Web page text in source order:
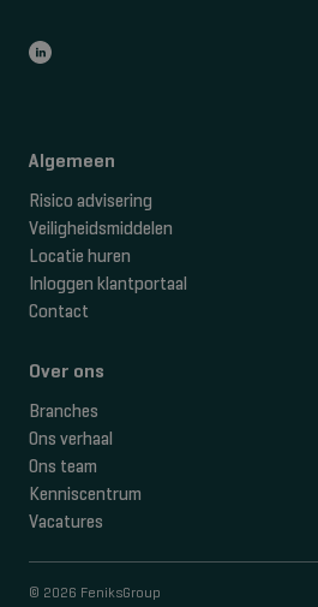
Algemeen
Risico advisering
Veiligheidsmiddelen
Locatie huren
Inloggen klantportaal
Contact
Over ons
Branches
Ons verhaal
Ons team
Kenniscentrum
Vacatures
© 2026 FeniksGroup